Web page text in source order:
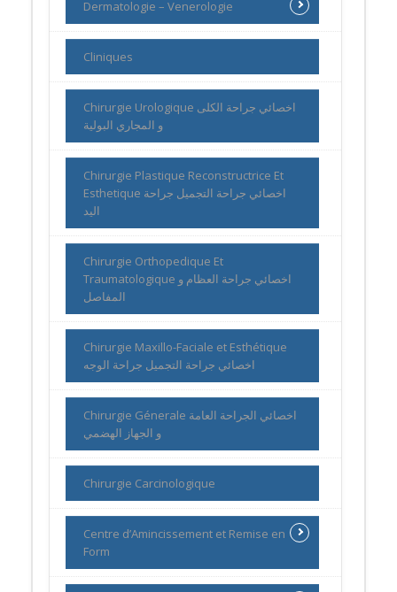
Dermatologie – Venerologie
Cliniques
Chirurgie Urologique اخصائي جراحة الكلى
و المجاري البولية
Chirurgie Plastique Reconstructrice Et
Esthetique اخصائي جراحة التجميل جراحة
اليد
Chirurgie Orthopedique Et
Traumatologique اخصائي جراحة العظام و
المفاصل
Chirurgie Maxillo-Faciale et Esthétique
اخصائي جراحة التجميل جراحة الوجه
Chirurgie Génerale اخصائي الجراحة العامة
و الجهاز الهضمي
Chirurgie Carcinologique
Centre d’Amincissement et Remise en
Form